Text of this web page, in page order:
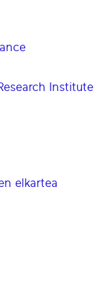
Institute
elkartea